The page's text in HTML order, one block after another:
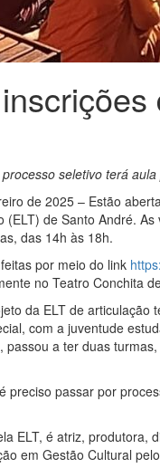
seletivo terá
de 2025 – Estão
(ELT) de Santo André.
das 14h às 18h.
por meio do link
no Teatro Conchita
da ELT de
com a juventude
passou a ter duas
preciso passar por
ELT, é atriz, produtora,
em Gestão Cultural